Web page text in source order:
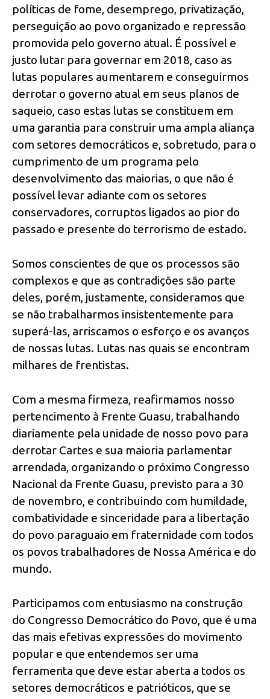
políticas de fome, desemprego, privatização,
perseguição ao povo organizado e repressão
promovida pelo governo atual. É possível e
justo lutar para governar em 2018, caso as
lutas populares aumentarem e conseguirmos
derrotar o governo atual em seus planos de
saqueio, caso estas lutas se constituem em
uma garantia para construir uma ampla aliança
com setores democráticos e, sobretudo, para o
cumprimento de um programa pelo
desenvolvimento das maiorias, o que não é
possível levar adiante com os setores
conservadores, corruptos ligados ao pior do
passado e presente do terrorismo de estado.
Somos conscientes de que os processos são
complexos e que as contradições são parte
deles, porém, justamente, consideramos que
se não trabalharmos insistentemente para
superá-las, arriscamos o esforço e os avanços
de nossas lutas. Lutas nas quais se encontram
milhares de frentistas.
Com a mesma firmeza, reafirmamos nosso
pertencimento à Frente Guasu, trabalhando
diariamente pela unidade de nosso povo para
derrotar Cartes e sua maioria parlamentar
arrendada, organizando o próximo Congresso
Nacional da Frente Guasu, previsto para a 30
de novembro, e contribuindo com humildade,
combatividade e sinceridade para a libertação
do povo paraguaio em fraternidade com todos
os povos trabalhadores de Nossa América e do
mundo.
Participamos com entusiasmo na construção
do Congresso Democrático do Povo, que é uma
das mais efetivas expressões do movimento
popular e que entendemos ser uma
ferramenta que deve estar aberta a todos os
setores democráticos e patrióticos, que se